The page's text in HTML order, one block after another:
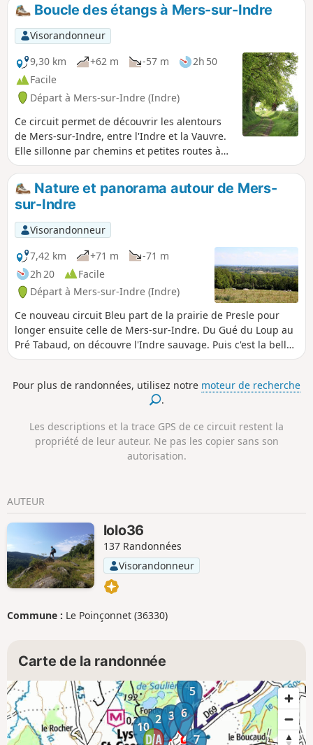
Boucle des étangs à Mers-sur-Indre
Visorandonneur
9,30 km
+62 m -57 m
2h 50
Facile
Départ à Mers-sur-Indre (Indre)
Ce circuit permet de découvrir les alentours
de Mers-sur-Indre, entre l'Indre et la Vauvre.
Elle sillonne par chemins et petites routes à
travers un maillage de haies et de prairies
variées, paysages caractéristiques du bocage
du Boischaut Sud. Elle se termine au milieu
de différents étangs privés.
Nature et panorama autour de Mers-
sur-Indre
Visorandonneur
7,42 km
+71 m
-71 m
2h 20
Facile
Départ à Mers-sur-Indre (Indre)
Ce nouveau circuit Bleu part de la prairie de Presle pour
longer ensuite celle de Mers-sur-Indre. Du Gué du Loup au
Pré Tabaud, on découvre l'Indre sauvage. Puis c'est la belle
montée progressive des coteaux, du bois de la Taille du
du Frêne, on redescend les coteaux des Peux à Presle.
Pour plus de randonnées, utilisez notre moteur de recherche
.
Les descriptions et la trace GPS de ce circuit restent la
propriété de leur auteur. Ne pas les copier sans son
autorisation.
AUTEUR
lolo36
137 Randonnées
Visorandonneur
Commune : Le Poinçonnet (36330)
Carte de la randonnée
1
2 3
45
6
7
10